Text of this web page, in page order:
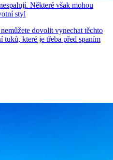
Některé však mohou
styl
dovolit vynechat těchto
tuků, které je třeba před spaním